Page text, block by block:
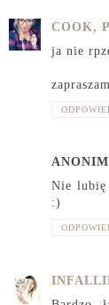
COOK,
ja nie
Nie lubię
:)